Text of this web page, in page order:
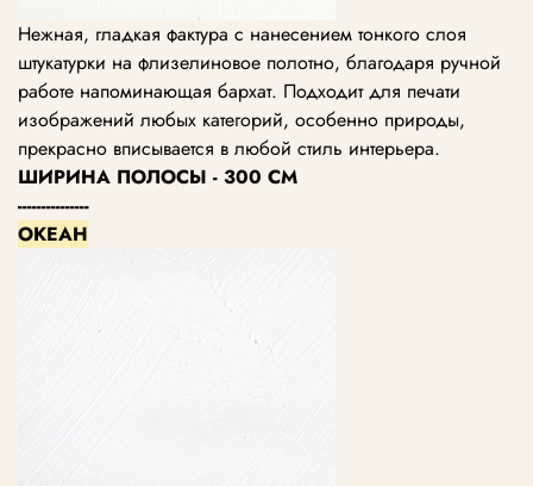
Нежная, гладкая фактура с нанесением тонкого слоя
штукатурки на флизелиновое полотно, благодаря ручной
работе напоминающая бархат. Подходит для печати
изображений любых категорий, особенно природы,
прекрасно вписывается в любой стиль интерьера.
ШИРИНА ПОЛОСЫ - 300 СМ
---------------
ОКЕАН